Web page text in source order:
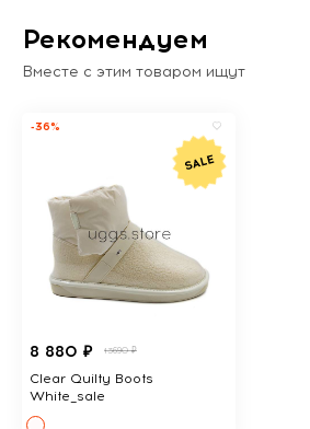
Рекомендуем
Вместе с этим товаром ищут
-36%
8 880 ₽ 13690 ₽
Clear Quilty Boots
White_sale